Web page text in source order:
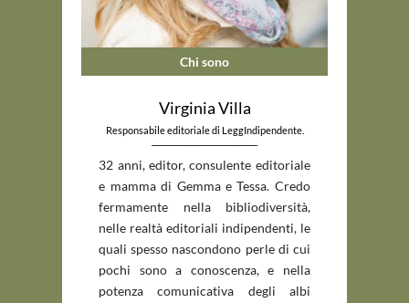
Chi sono
Virginia Villa
Responsabile editoriale di LeggIndipendente.
32 anni, editor, consulente editoriale
e mamma di Gemma e Tessa. Credo
fermamente nella bibliodiversità,
nelle realtà editoriali indipendenti, le
quali spesso nascondono perle di cui
pochi sono a conoscenza, e nella
potenza comunicativa degli albi